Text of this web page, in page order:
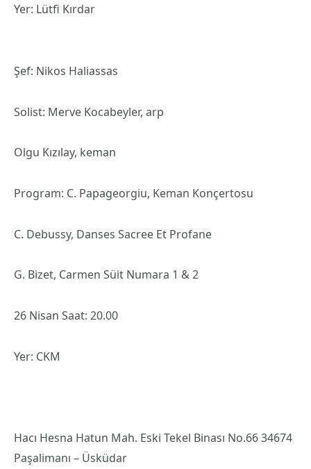
Yer: Lütfi Kırdar
Şef: Nikos Haliassas
Solist: Merve Kocabeyler, arp
Olgu Kızılay, keman
Program: C. Papageorgiu, Keman Konçertosu
C. Debussy, Danses Sacree Et Profane
G. Bizet, Carmen Süit Numara 1 & 2
26 Nisan Saat: 20.00
Yer: CKM
Hacı Hesna Hatun Mah. Eski Tekel Binası No.66 34674
Paşalimanı – Üsküdar